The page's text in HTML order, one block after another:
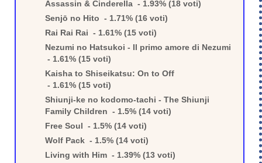
Assassin & Cinderella - 1.93% (18 voti)
Senjō no Hito - 1.71% (16 voti)
Rai Rai Rai - 1.61% (15 voti)
Nezumi no Hatsukoi - Il primo amore di Nezumi
- 1.61% (15 voti)
Kaisha to Shiseikatsu: On to Off
- 1.61% (15 voti)
Shiunji-ke no kodomo-tachi - The Shiunji
Family Children - 1.5% (14 voti)
Free Soul - 1.5% (14 voti)
Wolf Pack - 1.5% (14 voti)
Living with Him - 1.39% (13 voti)